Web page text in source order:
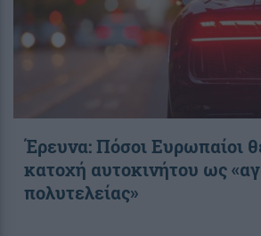
Έρευνα: Πόσοι Ευρωπαίοι
κατοχή αυτοκινήτου ως
πολυτελείας»